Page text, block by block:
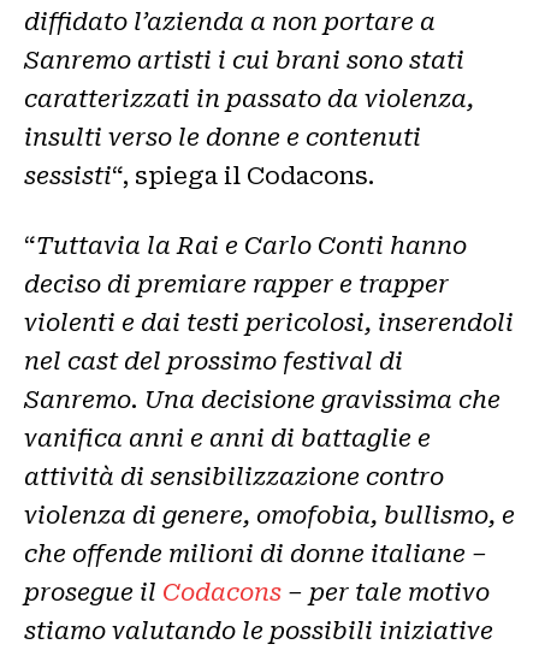
diffidato l’azienda a non portare a
Sanremo artisti i cui brani sono stati
caratterizzati in passato da violenza,
insulti verso le donne e contenuti
sessisti“, spiega il Codacons.
“Tuttavia la Rai e Carlo Conti hanno
deciso di premiare rapper e trapper
violenti e dai testi pericolosi, inserendoli
nel cast del prossimo festival di
Sanremo. Una decisione gravissima che
vanifica anni e anni di battaglie e
attività di sensibilizzazione contro
violenza di genere, omofobia, bullismo, e
che offende milioni di donne italiane –
prosegue il Codacons – per tale motivo
stiamo valutando le possibili iniziative